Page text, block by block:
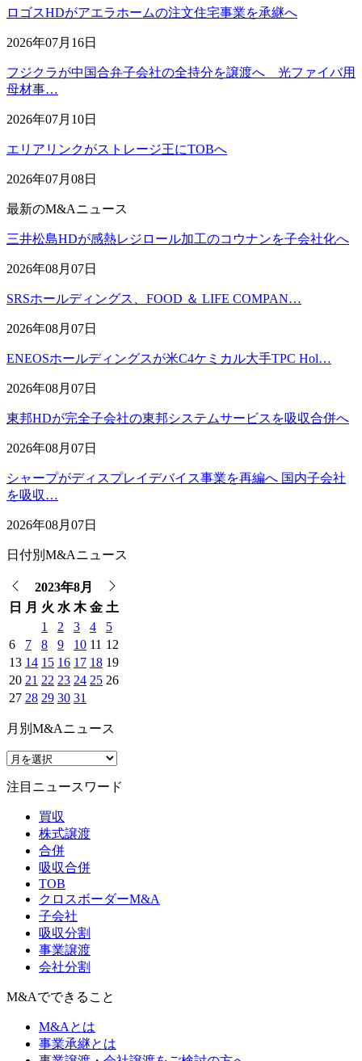
ロゴスHDがアエラホームの注文住宅事業を承継へ
2026年07月16日
フジクラが中国合弁子会社の全持分を譲渡へ 光ファイバ用
母材事…
2026年07月10日
エリアリンクがストレージ王にTOBへ
2026年07月08日
最新のM&Aニュース
三井松島HDが感熱レジロール加工のコウナンを子会社化へ
2026年08月07日
SRSホールディングス、FOOD ＆ LIFE COMPAN…
2026年08月07日
ENEOSホールディングスが米C4ケミカル大手TPC Hol…
2026年08月07日
東邦HDが完全子会社の東邦システムサービスを吸収合併へ
2026年08月07日
シャープがディスプレイデバイス事業を再編へ 国内子会社
を吸収…
2026年08月07日
日付別M&Aニュース
2023年8月
日 月 火 水 木 金 土
1
2 3 4
5
6
7 8 9 10 11 12
13 14 15 16 17 18 19
20 21 22 23 24 25 26
27 28 29 30 31
月別M&Aニュース
注目ニュースワード
買収
株式譲渡
合併
吸収合併
TOB
クロスボーダーM&A
子会社
吸収分割
事業譲渡
会社分割
M&Aでできること
M&Aとは
事業承継とは